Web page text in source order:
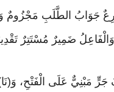
جَوَابُ الطَّلَبِ مَجْزُومٌ
ضَمِيرٌ مُسْتَتِرٌ
جَرٍّ مَبْنِيٌّ عَلَى الْفَتْحِ،